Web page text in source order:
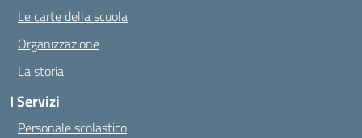
Le carte della scuola
Organizzazione
La storia
I Servizi
Personale scolastico